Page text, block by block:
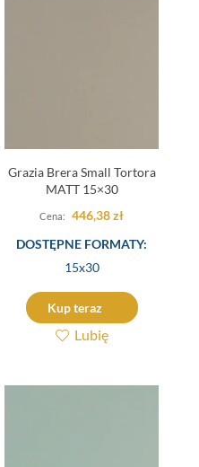
Grazia Brera Small Tortora
MATT 15×30
446,38zł
DOSTĘPNE FORMATY:
15x30
Kup teraz
Lubię